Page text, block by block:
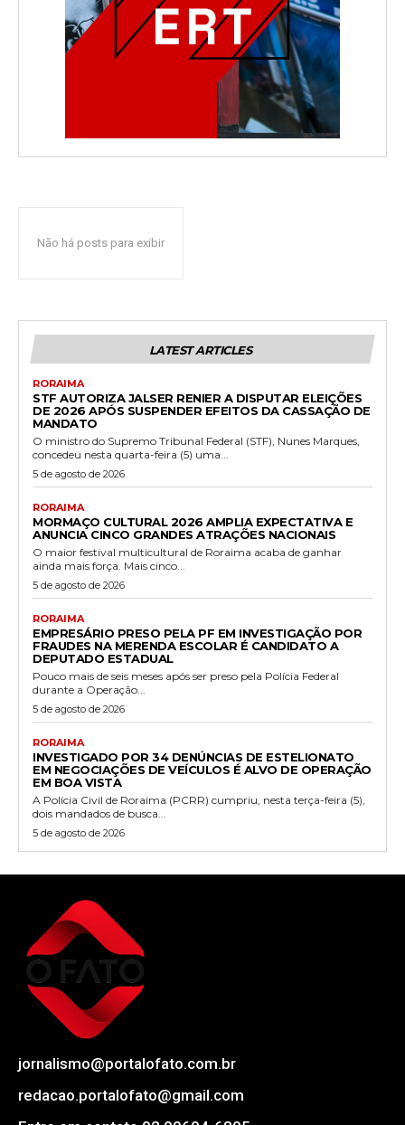
Não há posts para exibir
LATEST ARTICLES
RORAIMA
STF AUTORIZA JALSER RENIER A DISPUTAR ELEIÇÕES
DE 2026 APÓS SUSPENDER EFEITOS DA CASSAÇÃO DE
MANDATO
O ministro do Supremo Tribunal Federal (STF), Nunes Marques,
concedeu nesta quarta-feira (5) uma...
5 de agosto de 2026
RORAIMA
MORMAÇO CULTURAL 2026 AMPLIA EXPECTATIVA E
ANUNCIA CINCO GRANDES ATRAÇÕES NACIONAIS
O maior festival multicultural de Roraima acaba de ganhar
ainda mais força. Mais cinco...
5 de agosto de 2026
RORAIMA
EMPRESÁRIO PRESO PELA PF EM INVESTIGAÇÃO POR
FRAUDES NA MERENDA ESCOLAR É CANDIDATO A
DEPUTADO ESTADUAL
Pouco mais de seis meses após ser preso pela Polícia Federal
durante a Operação...
5 de agosto de 2026
RORAIMA
INVESTIGADO POR 34 DENÚNCIAS DE ESTELIONATO
EM NEGOCIAÇÕES DE VEÍCULOS É ALVO DE OPERAÇÃO
EM BOA VISTA
A Polícia Civil de Roraima (PCRR) cumpriu, nesta terça-feira (5),
dois mandados de busca...
5 de agosto de 2026
jornalismo@portalofato.com.br
redacao.portalofato@gmail.com